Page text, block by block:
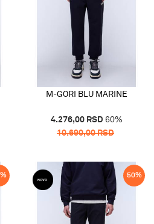
M-GORI BLU MARINE
4.276,00 RSD 60%
10.690,00RSD
% 50%